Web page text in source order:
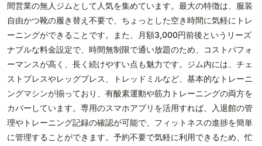
間営業の無人ジムとして人気を集めています。最大の特徴は、服装
自由かつ靴の履き替え不要で、ちょっとした空き時間に気軽にトレ
ーニングができることです。また、月額3,000円前後というリーズ
ナブルな料金設定で、時間無制限で通い放題のため、コストパフォ
ーマンスが高く、長く続けやすい点も魅力です。ジム内には、チェ
ストプレスやレッグプレス、トレッドミルなど、基本的なトレーニ
ングマシンが揃っており、有酸素運動や筋力トレーニングの両方を
カバーしています。専用のスマホアプリを活用すれば、入退館の管
理やトレーニング記録の確認が可能で、フィットネスの進捗を簡単
に管理することができます。予約不要で気軽に利用できるため、忙